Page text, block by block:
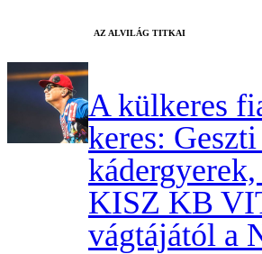
AZ ALVILÁG TITKAI
A külkeres
keres: Geszti
KISZ KB
vágtájától a